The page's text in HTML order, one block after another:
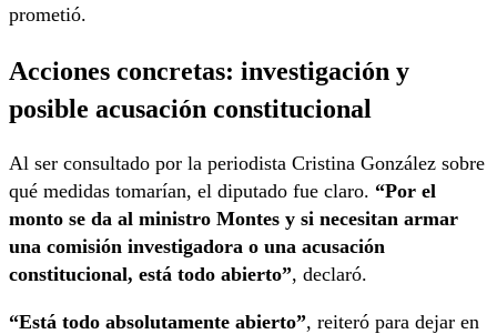
prometió.
Acciones concretas: investigación y
posible acusación constitucional
Al ser consultado por la periodista Cristina González sobre
qué medidas tomarían, el diputado fue claro. “Por el
monto se da al ministro Montes y si necesitan armar
una comisión investigadora o una acusación
constitucional, está todo abierto”, declaró.
“Está todo absolutamente abierto”, reiteró para dejar en